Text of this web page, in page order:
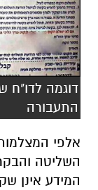
דוגמה לדו"ח
התעבורה
אלפי
השליטה
המידע אינן